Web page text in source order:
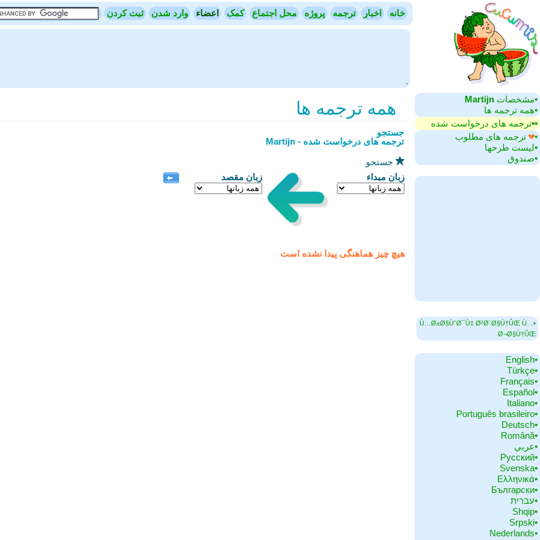
خانه اخبار ترجمه پروژه محل اجتماع کمک اعضاء وارد شدن ثبت کردن
.
•‏مشخصات Martijn
•‏همه ترجمه ها
▪▪‏ترجمه های درخواست شده
•‏
ترجمه های مطلوب
•‏لیست طرحها
•‏صندوق
▪Ù…Ø±Ø§ÙˆØ¯Ù‡ Ø²Ø¨Ø§Ù†ÛŒ Ù…
Ø¬Ø§Ù†ÛŒ
•‏English
•‏Türkçe
•‏Français
•‏Español
•‏Italiano
•‏Português brasileiro
•‏Deutsch
•‏Română
•‏عربي
•‏Русский
•‏Svenska
•‏Ελληνικά
•‏Български
•‏עברית
•‏Shqip
•‏Srpski
•‏Nederlands
همه ترجمه ها
جستجو
ترجمه های درخواست شده - Martijn
جستجو
زبان مبداء
زبان مقصد
هیچ چیز هماهنگی پیدا نشده است